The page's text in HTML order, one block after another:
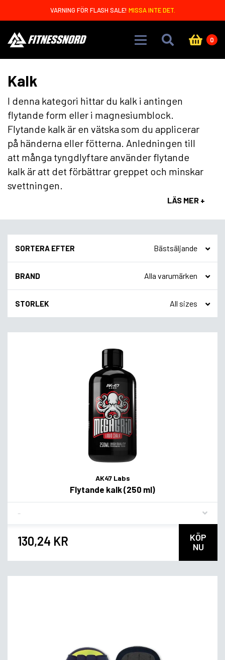
VARNING FÖR FLASH SALE! MISSA INTE DET.
0
Kalk
I denna kategori hittar du kalk i antingen
flytande form eller i magnesiumblock.
Flytande kalk är en vätska som du applicerar
på händerna eller fötterna. Anledningen till
att många tyngdlyftare använder flytande
kalk är att det förbättrar greppet och minskar
svettningen.
LÄS MER +
SORTERA EFTER
BRAND
STORLEK
AK47 Labs
Flytande kalk (250 ml)
130,24 KR
KÖP
NU